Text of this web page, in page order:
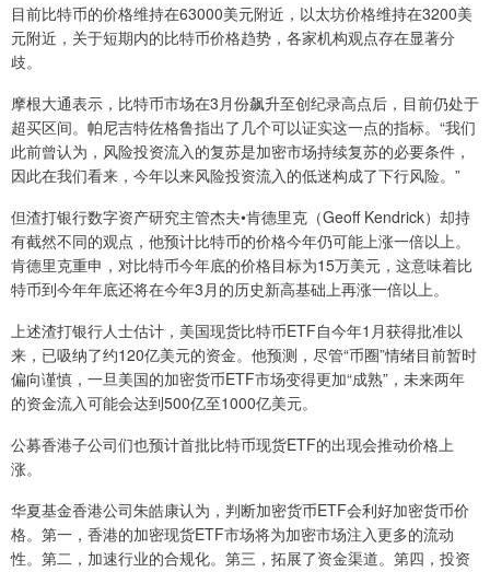
目前比特币的价格维持在63000美元附近，以太坊价格维持在3200美
元附近，关于短期内的比特币价格趋势，各家机构观点存在显著分
歧。
摩根大通表示，比特币市场在3月份飙升至创纪录高点后，目前仍处于
超买区间。帕尼吉特佐格鲁指出了几个可以证实这一点的指标。“我们
此前曾认为，风险投资流入的复苏是加密市场持续复苏的必要条件，
因此在我们看来，今年以来风险投资流入的低迷构成了下行风险。”
但渣打银行数字资产研究主管杰夫•肯德里克（Geoff Kendrick）却持
有截然不同的观点，他预计比特币的价格今年仍可能上涨一倍以上。
肯德里克重申，对比特币今年底的价格目标为15万美元，这意味着比
特币到今年年底还将在今年3月的历史新高基础上再涨一倍以上。
上述渣打银行人士估计，美国现货比特币ETF自今年1月获得批准以
来，已吸纳了约120亿美元的资金。他预测，尽管“币圈”情绪目前暂时
偏向谨慎，一旦美国的加密货币ETF市场变得更加“成熟”，未来两年
的资金流入可能会达到500亿至1000亿美元。
公募香港子公司们也预计首批比特币现货ETF的出现会推动价格上
涨。
华夏基金香港公司朱皓康认为，判断加密货币ETF会利好加密货币价
格。第一，香港的加密现货ETF市场将为加密市场注入更多的流动
性。第二，加速行业的合规化。第三，拓展了资金渠道。第四，投资